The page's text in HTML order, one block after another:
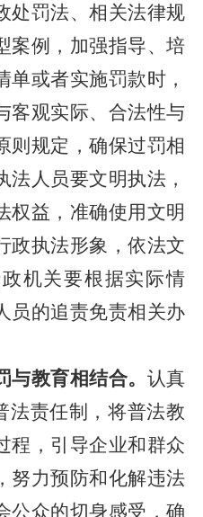
处罚法、相关法律规
案例，加强指导、培
或者实施罚款时，
客观实际、合法性与
则规定，确保过罚相
法人员要文明执法，
权益，准确使用文明
政执法形象，依法文
机关要根据实际情
员的追责免责相关办
与教育相结合。 认真
法责任制，将普法教
程，引导企业和群众
努力预防和化解违法
公众的切身感受，确